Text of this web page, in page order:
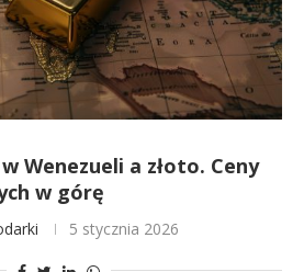
Wenezueli a złoto. Ceny
w górę
5 stycznia 2026